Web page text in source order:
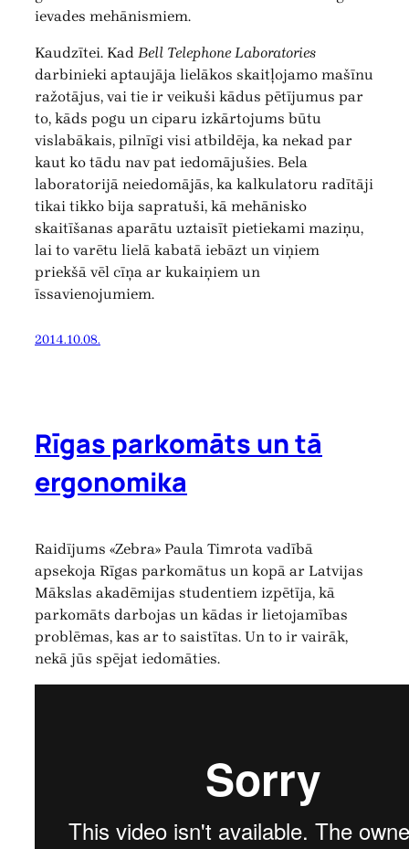
ievades mehānismiem.
Kaudzītei. Kad Bell Telephone Laboratories
darbinieki aptaujāja lielākos skaitļojamo mašīnu
ražotājus, vai tie ir veikuši kādus pētījumus par
to, kāds pogu un ciparu izkārtojums būtu
vislabākais, pilnīgi visi atbildēja, ka nekad par
kaut ko tādu nav pat iedomājušies. Bela
laboratorijā neiedomājās, ka kalkulatoru radītāji
tikai tikko bija sapratuši, kā mehānisko
skaitīšanas aparātu uztaisīt pietiekami maziņu,
lai to varētu lielā kabatā iebāzt un viņiem
priekšā vēl cīņa ar kukaiņiem un
īssavienojumiem.
2014.10.08.
Rīgas parkomāts un tā
ergonomika
Raidījums «Zebra» Paula Timrota vadībā
apsekoja Rīgas parkomātus un kopā ar Latvijas
Mākslas akadēmijas studentiem izpētīja, kā
parkomāts darbojas un kādas ir lietojamības
problēmas, kas ar to saistītas. Un to ir vairāk,
nekā jūs spējat iedomāties.